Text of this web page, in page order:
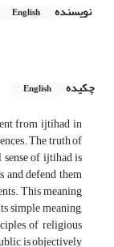
نویسنده English
چکیده
English
from ijtihad in
The truth of
of ijtihad is
defend them
This meaning
simple meaning,
of religious
is objectively